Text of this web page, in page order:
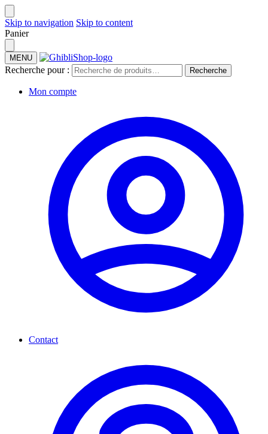
Skip to navigation Skip to content
Panier
MENU
Recherche pour : Recherche
Mon compte
Contact